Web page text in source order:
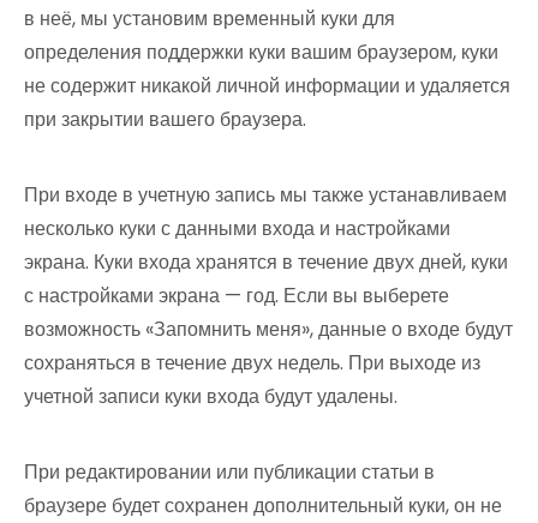
в неё, мы установим временный куки для
определения поддержки куки вашим браузером, куки
не содержит никакой личной информации и удаляется
при закрытии вашего браузера.
При входе в учетную запись мы также устанавливаем
несколько куки с данными входа и настройками
экрана. Куки входа хранятся в течение двух дней, куки
с настройками экрана — год. Если вы выберете
возможность «Запомнить меня», данные о входе будут
сохраняться в течение двух недель. При выходе из
учетной записи куки входа будут удалены.
При редактировании или публикации статьи в
браузере будет сохранен дополнительный куки, он не